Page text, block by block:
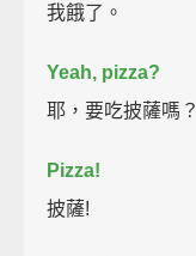
我餓了。
Yeah, pizza?
耶，要吃披薩嗎？
Pizza!
披薩!